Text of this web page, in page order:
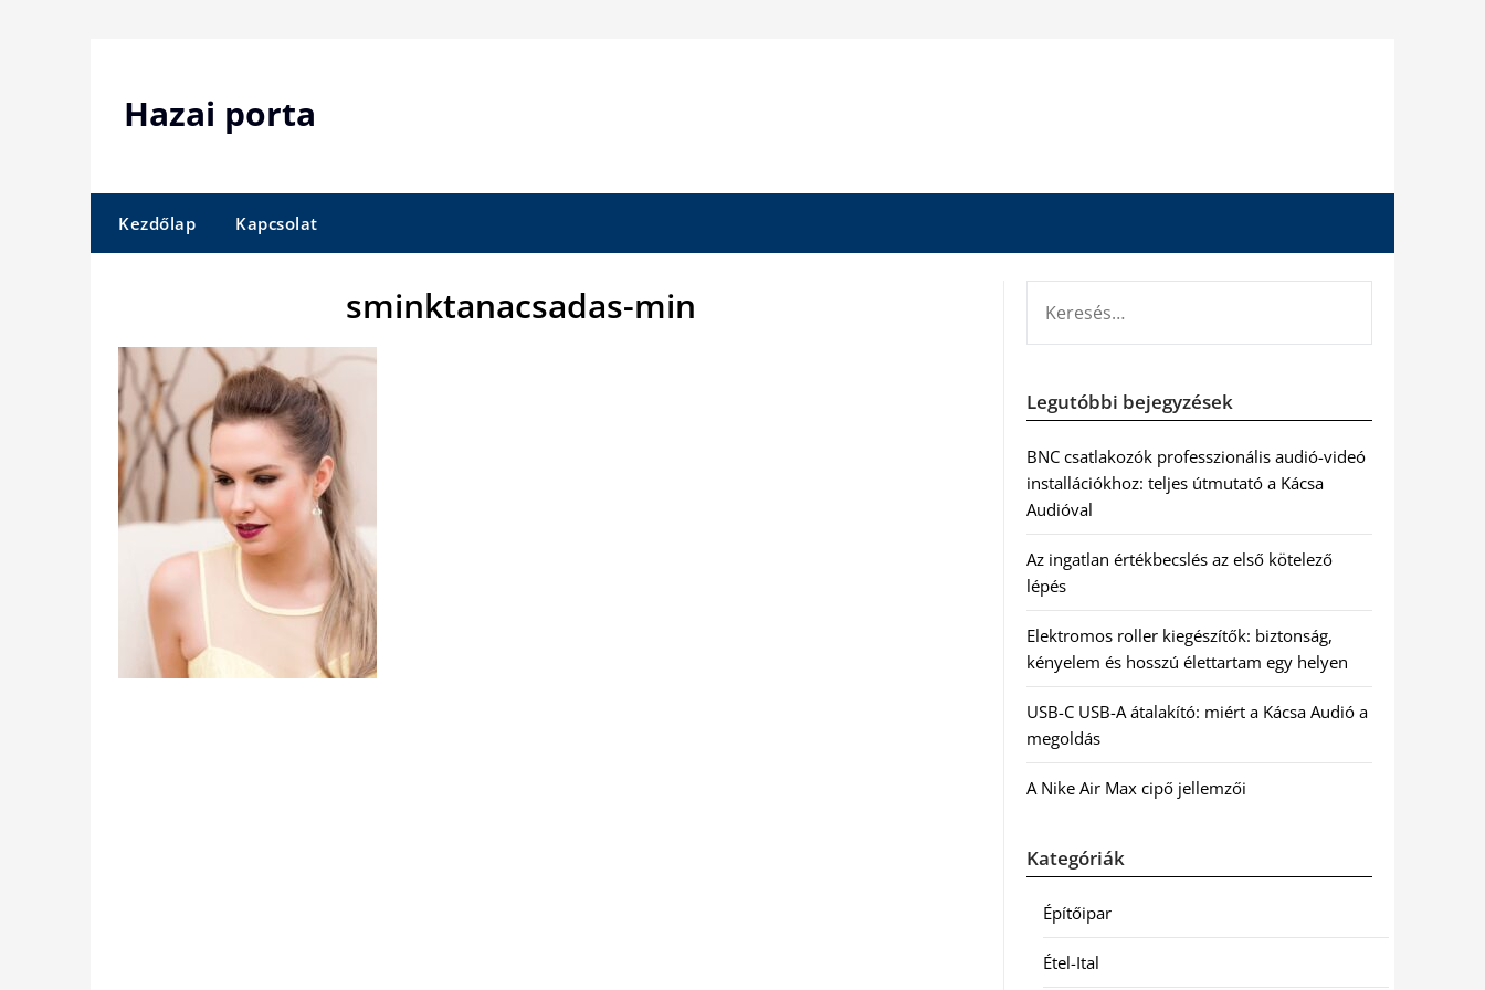
Hazai porta
Kezdőlap Kapcsolat
sminktanacsadas-min
Legutóbbi bejegyzések
BNC csatlakozók professzionális audió-videó
installációkhoz: teljes útmutató a Kácsa
Audióval
Az ingatlan értékbecslés az első kötelező
lépés
Elektromos roller kiegészítők: biztonság,
kényelem és hosszú élettartam egy helyen
USB-C USB-A átalakító: miért a Kácsa Audió a
megoldás
A Nike Air Max cipő jellemzői
Kategóriák
Építőipar
Étel-Ital